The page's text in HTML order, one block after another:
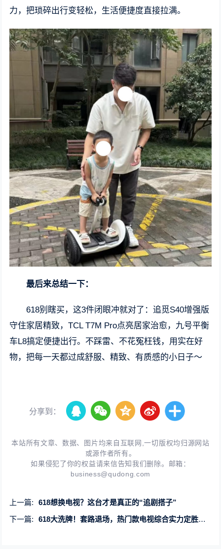
力，把琐碎出行变轻松，生活便捷度直接拉满。
最后来总结一下：
618别瞎买，这3件闭眼冲就对了：追觅S40增强版
守住家居精致，TCL T7M Pro点亮居家治愈，九号平衡
车L8搞定便捷出行。不踩雷、不花冤枉钱，用实在好
物，把每一天都过成舒服、精致、有质感的小日子～
分享到：
本站所有文章、数据、图片均来自互联网,一切版权均归源网站
或源作者所有。
如果侵犯了你的权益请来信告知我们删除。邮箱：
business@qudong.com
上一篇:
618想换电视？这台才是真正的“追剧搭子”
下一篇:
618大洗牌！套路退场，热门款电视综合实力定胜负！